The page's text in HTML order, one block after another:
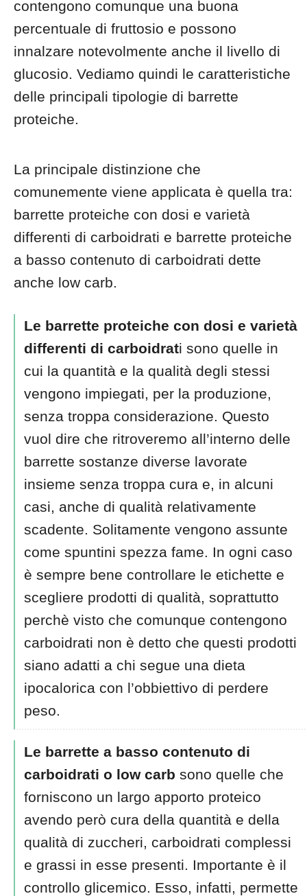
contengono comunque una buona
percentuale di fruttosio e possono
innalzare notevolmente anche il livello di
glucosio. Vediamo quindi le caratteristiche
delle principali tipologie di barrette
proteiche.
La principale distinzione che
comunemente viene applicata è quella tra:
barrette proteiche con dosi e varietà
differenti di carboidrati e barrette proteiche
a basso contenuto di carboidrati dette
anche low carb.
Le barrette proteiche con dosi e varietà
differenti di carboidrati sono quelle in
cui la quantità e la qualità degli stessi
vengono impiegati, per la produzione,
senza troppa considerazione. Questo
vuol dire che ritroveremo all’interno delle
barrette sostanze diverse lavorate
insieme senza troppa cura e, in alcuni
casi, anche di qualità relativamente
scadente. Solitamente vengono assunte
come spuntini spezza fame. In ogni caso
è sempre bene controllare le etichette e
scegliere prodotti di qualità, soprattutto
perchè visto che comunque contengono
carboidrati non è detto che questi prodotti
siano adatti a chi segue una dieta
ipocalorica con l’obbiettivo di perdere
peso.
Le barrette a basso contenuto di
carboidrati o low carb sono quelle che
forniscono un largo apporto proteico
avendo però cura della quantità e della
qualità di zuccheri, carboidrati complessi
e grassi in esse presenti. Importante è il
controllo glicemico. Esso, infatti, permette